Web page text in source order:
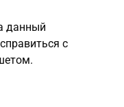
данный
с